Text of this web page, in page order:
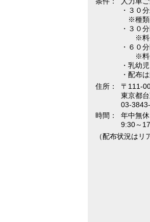
・３０
※種類
・３０
※料金
・６０
※料金
・乳幼
・配布
住所：
〒111-
東京都
03-
時間：
年中無休
9:30～
（配布状況は